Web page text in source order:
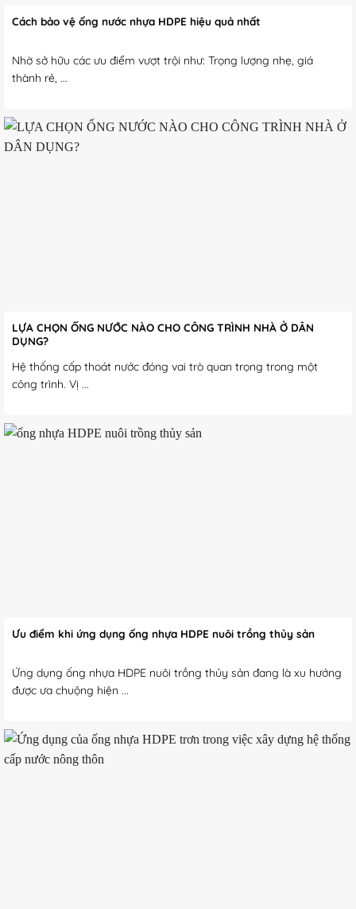
Cách bảo vệ ống nước nhựa HDPE hiệu quả nhất
Nhờ sở hữu các ưu điểm vượt trội như: Trọng lượng nhẹ, giá
thành rẻ, ...
LỰA CHỌN ỐNG NƯỚC NÀO CHO CÔNG TRÌNH NHÀ Ở DÂN
DỤNG?
Hệ thống cấp thoát nước đóng vai trò quan trọng trong một
công trình. Vị ...
Ưu điểm khi ứng dụng ống nhựa HDPE nuôi trồng thủy sản
Ứng dụng ống nhựa HDPE nuôi trồng thủy sản đang là xu hướng
được ưa chuộng hiện ...